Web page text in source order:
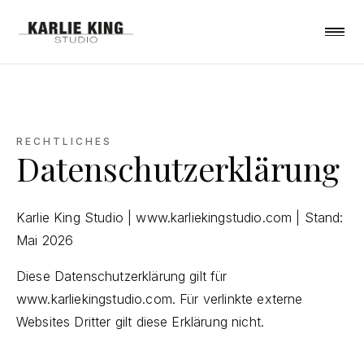
RECHTLICHES
Datenschutzerklärung
Karlie King Studio |www.karliekingstudio.com | Stand:
Mai 2026
Diese Datenschutzerklärung gilt für
www.karliekingstudio.com. Für verlinkte externe
Websites Dritter gilt diese Erklärung nicht.